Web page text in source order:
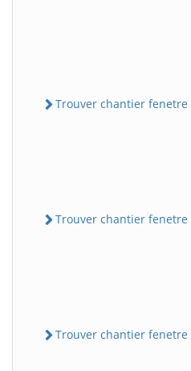
Trouver chantier fenetre
Trouver chantier fenetre
Trouver chantier fenetre